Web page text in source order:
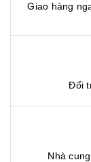
Giao hàng
Đổi
Nhà